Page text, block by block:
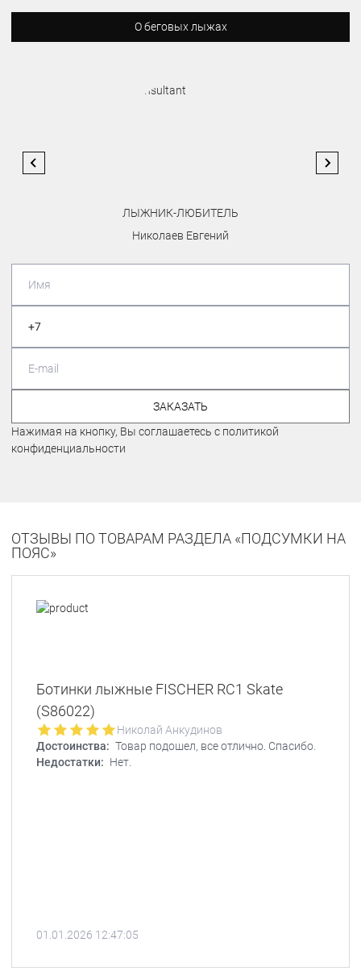
О беговых лыжах
ЛЫЖНИК-ЛЮБИТЕЛЬ
Николаев Евгений
ЗАКАЗАТЬ
Нажимая на кнопку, Вы соглашаетесь с политикой
конфиденциальности
ОТЗЫВЫ ПО ТОВАРАМ РАЗДЕЛА «ПОДСУМКИ НА
ПОЯС»
Ботинки лыжные FISCHER RC1 Skate
(S86022)
Николай Анкудинов
Достоинства: Товар подошел, все отлично. Спасибо.
Недостатки: Нет.
01.01.2026 12:47:05